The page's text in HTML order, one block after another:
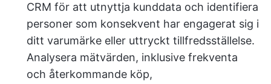
CRM för att utnyttja kunddata och identifiera
personer som konsekvent har engagerat sig i
ditt varumärke eller uttryckt tillfredsställelse.
Analysera mätvärden, inklusive frekventa
och återkommande köp,